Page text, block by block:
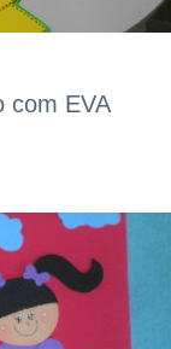
com EVA